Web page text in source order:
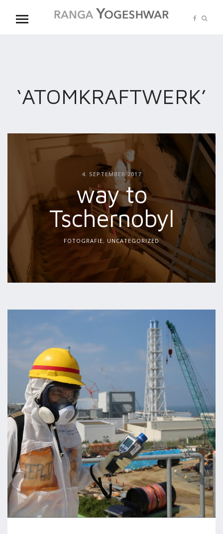
‘ATOMKRAFTWERK’
4. SEPTEMBER 2017
way to
Tschernobyl
FOTOGRAFIE, UNCATEGORIZED